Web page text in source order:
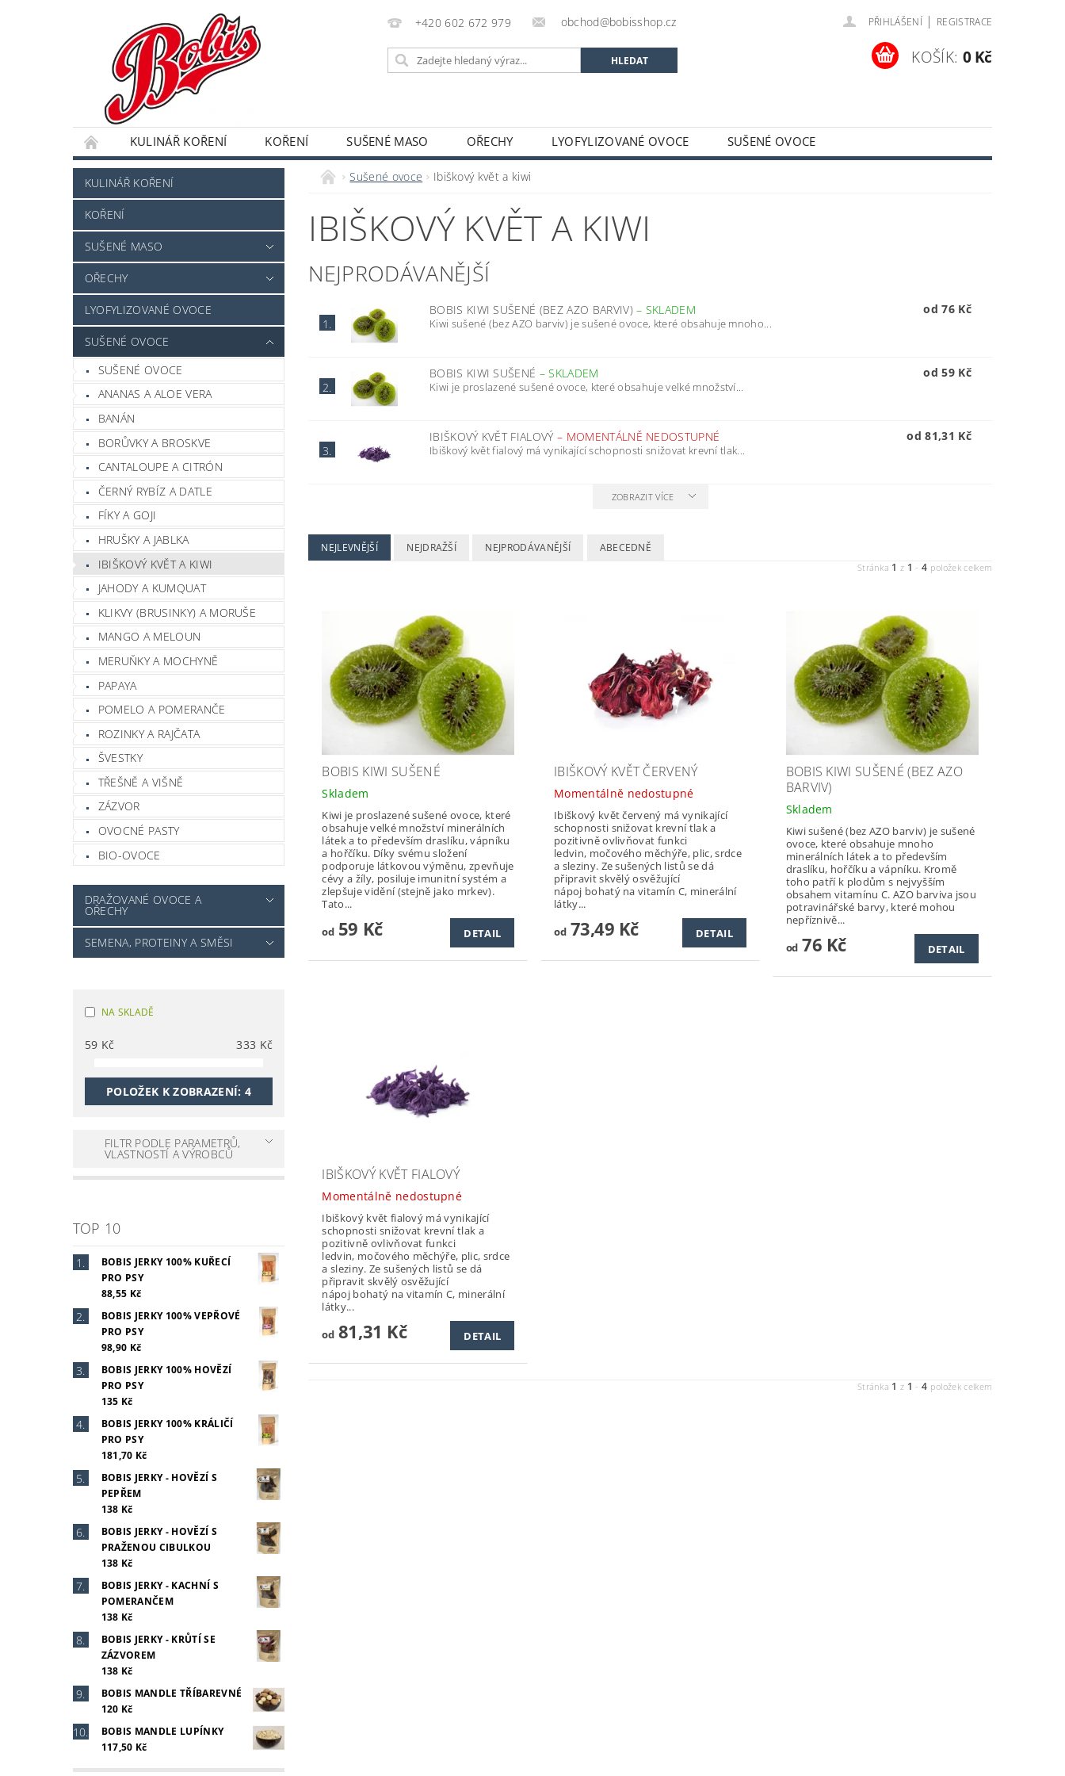
+420 602 672 979 obchod@bobisshop.cz PŘIHLÁŠENÍ | REGISTRACE
KOŠÍK: 0 Kč
KULINÁŘ KOŘENÍ KOŘENÍ SUŠENÉ MASO OŘECHY LYOFYLIZOVANÉ OVOCE
SUŠENÉ OVOCE
DRAŽOVANÉ OVOCE A OŘECHY
SEMENA, PROTEINY A SMĚSI BOBIS BLOG
KULINÁŘ KOŘENÍ
KOŘENÍ
SUŠENÉ MASO
OŘECHY
LYOFYLIZOVANÉ OVOCE
SUŠENÉ OVOCE
SUŠENÉ OVOCE
ANANAS A ALOE VERA
BANÁN
BORŮVKY A BROSKVE
CANTALOUPE A CITRÓN
ČERNÝ RYBÍZ A DATLE
FÍKY A GOJI
HRUŠKY A JABLKA
IBIŠKOVÝ KVĚT A KIWI
JAHODY A KUMQUAT
KLIKVY (BRUSINKY) A MORUŠE
MANGO A MELOUN
MERUŇKY A MOCHYNĚ
PAPAYA
POMELO A POMERANČE
ROZINKY A RAJČATA
ŠVESTKY
TŘEŠNĚ A VIŠNĚ
ZÁZVOR
OVOCNÉ PASTY
BIO-OVOCE
DRAŽOVANÉ OVOCE A
OŘECHY
SEMENA, PROTEINY A SMĚSI
NA SKLADĚ
59 Kč 333 Kč
POLOŽEK K ZOBRAZENÍ: 4
FILTR PODLE PARAMETRŮ,
VLASTNOSTÍ A VÝROBCŮ
TOP 10
BOBIS JERKY 100% KUŘECÍ
PRO PSY
88,55 Kč
BOBIS JERKY 100% VEPŘOVÉ
PRO PSY
98,90 Kč
BOBIS JERKY 100% HOVĚZÍ
PRO PSY
135 Kč
BOBIS JERKY 100% KRÁLIČÍ
PRO PSY
181,70 Kč
BOBIS JERKY - HOVĚZÍ S
PEPŘEM
138 Kč
BOBIS JERKY - HOVĚZÍ S
PRAŽENOU CIBULKOU
138 Kč
BOBIS JERKY - KACHNÍ S
POMERANČEM
138 Kč
BOBIS JERKY - KRŮTÍ SE
ZÁZVOREM
138 Kč
BOBIS MANDLE TŘÍBAREVNÉ
120 Kč
BOBIS MANDLE LUPÍNKY
117,50 Kč
Sušené ovoce Ibiškový květ a kiwi
IBIŠKOVÝ KVĚT A KIWI
NEJPRODÁVANĚJŠÍ
1.
BOBIS KIWI SUŠENÉ (BEZ AZO BARVIV)– SKLADEM
Kiwi sušené (bez AZO barviv) je sušené ovoce, které obsahuje mnoho...
od 76 Kč
2.
BOBIS KIWI SUŠENÉ –SKLADEM
Kiwi je proslazené sušené ovoce, které obsahuje velké množství...
od 59 Kč
3.
IBIŠKOVÝ KVĚT FIALOVÝ – MOMENTÁLNĚ NEDOSTUPNÉ
Ibiškový květ fialový má vynikající schopnosti snižovat krevní tlak...
od 81,31 Kč
ZOBRAZIT VÍCE
NEJLEVNĚJŠÍ NEJDRAŽŠÍ NEJPRODÁVANĚJŠÍ ABECEDNĚ
Stránka 1 z 1 -4 položek celkem
BOBIS KIWI SUŠENÉ
Skladem
Kiwi je proslazené sušené ovoce, které
obsahuje velké množství minerálních
látek a to především draslíku, vápníku
a hořčíku. Díky svému složení
podporuje látkovou výměnu, zpevňuje
cévy a žíly, posiluje imunitní systém a
zlepšuje vidění (stejně jako mrkev).
Tato...
od59 Kč DETAIL
IBIŠKOVÝ KVĚT ČERVENÝ
Momentálně nedostupné
Ibiškový květ červený má vynikající
schopnosti snižovat krevní tlak a
pozitivně ovlivňovat funkci
ledvin, močového měchýře, plic, srdce
a sleziny. Ze sušených listů se dá
připravit skvělý osvěžující
nápoj bohatý na vitamín C, minerální
látky...
od73,49 Kč DETAIL
BOBIS KIWI SUŠENÉ (BEZ AZO
BARVIV)
Skladem
Kiwi sušené (bez AZO barviv) je sušené
ovoce, které obsahuje mnoho
minerálních látek a to především
draslíku, hořčíku a vápníku. Kromě
toho patří k plodům s nejvyšším
obsahem vitamínu C. AZO barviva jsou
potravinářské barvy, které mohou
nepříznivě...
od76 Kč DETAIL
IBIŠKOVÝ KVĚT FIALOVÝ
Momentálně nedostupné
Ibiškový květ fialový má vynikající
schopnosti snižovat krevní tlak a
pozitivně ovlivňovat funkci
ledvin, močového měchýře, plic, srdce
a sleziny. Ze sušených listů se dá
připravit skvělý osvěžující
nápoj bohatý na vitamín C, minerální
látky...
od81,31 Kč DETAIL
Stránka 1 z 1 -4 položek celkem